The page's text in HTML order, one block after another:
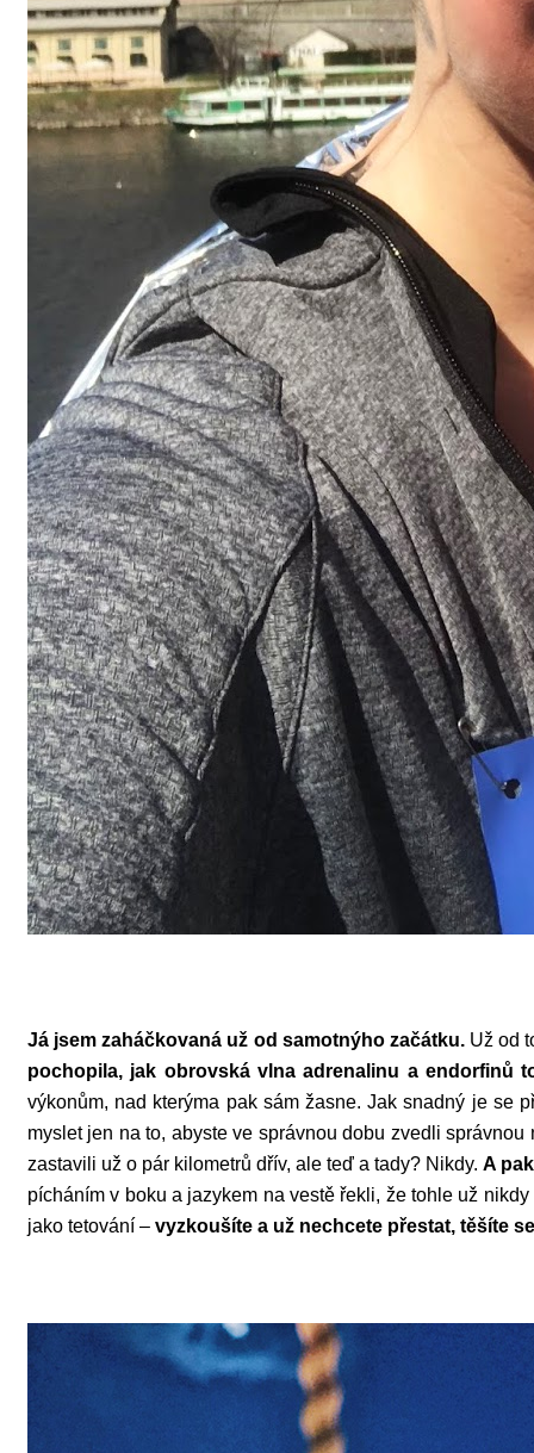
Já jsem zaháčkovaná už od samotnýho začátku.Už od
pochopila, jak obrovská vlna adrenalinu a endorfinů
výkonům, nad kterýma pak sám žasne. Jak snadný je se
myslet jen na to, abyste ve správnou dobu zvedli
zastavili už o pár kilometrů dřív, ale teď a tady? Nikdy.A
pícháním v boku a jazykem na vestě řekli, že tohle už
jako tetování – vyzkoušíte a už nechcete přestat, těšíte